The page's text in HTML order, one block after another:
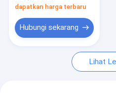
Permintaan Penawaran
SS Welded Wire Mesh
ss anyaman wire mesh
dapatkan harga terbaru
Hubungi sekarang
Lihat